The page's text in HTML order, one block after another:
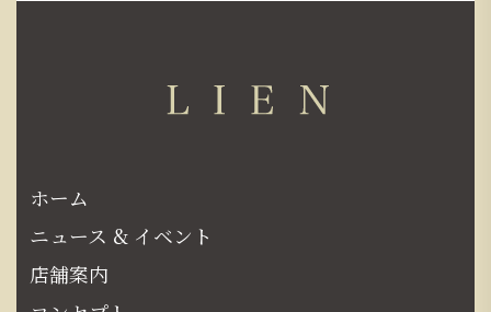
ホーム
ニュース & イベント
店舗案内